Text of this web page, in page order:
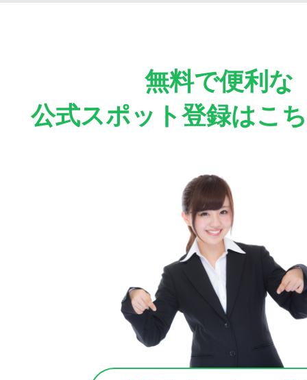
無料で便利な
公式スポット登録はこ